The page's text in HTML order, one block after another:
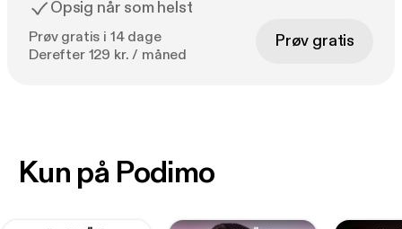
Opsig når som helst
Prøv gratis i 14 dage
Derefter 129 kr. / måned
Prøv gratis
Kun på Podimo